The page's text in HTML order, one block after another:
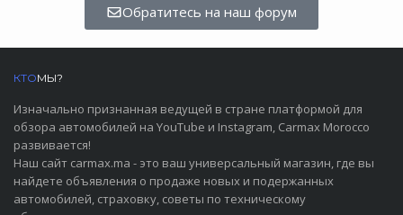
Обратитесь на наш форум
КТОМЫ?
Изначально признанная ведущей в стране платформой для
обзора автомобилей на YouTube и Instagram, Carmax Morocco
развивается!
Наш сайт carmax.ma - это ваш универсальный магазин, где вы
найдете объявления о продаже новых и подержанных
автомобилей, страховку, советы по техническому